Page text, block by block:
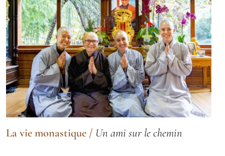
La vie monastique / Un ami sur le chemin